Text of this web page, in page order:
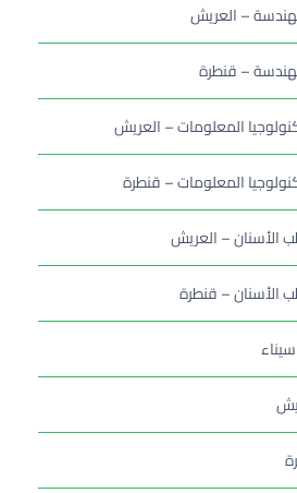
– العريش
– قنطرة
المعلومات – العريش
المعلومات – قنطرة
الأسنان – العريش
الأسنان – قنطرة